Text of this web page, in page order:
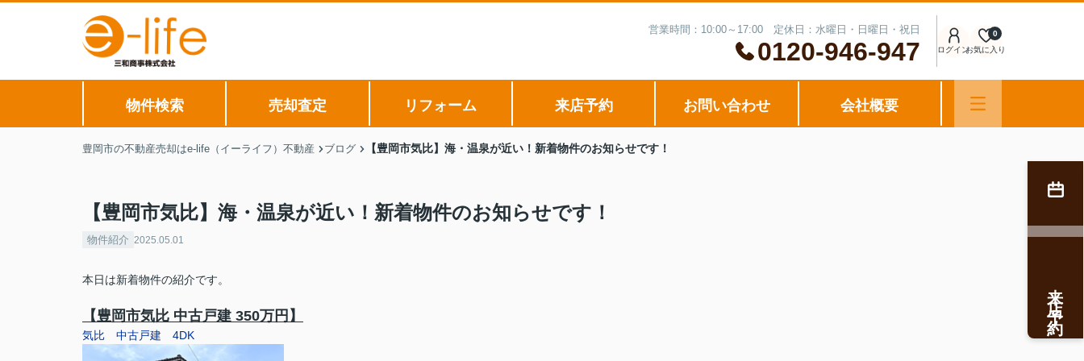
営業時間：10:00～17:00 定休日：水曜日・日曜日・祝日
0120-946-947 ログインお気に入り
0
物件検索 売却査定 リフォーム 来店予約 お問い合わせ 会社概要
豊岡市の不動産売却はe-life（イーライフ）不動産 ブログ 【豊岡市気比】海・温泉が近い！新着物件のお知らせです！
【豊岡市気比】海・温泉が近い！新着物件のお知らせです！
物件紹介 2025.05.01
本日は新着物件の紹介です。
【豊岡市気比 中古戸建 350万円】
気比 中古戸建 4DK
来店予約